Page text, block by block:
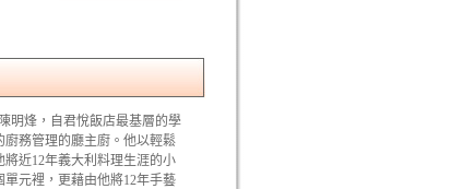
明烽，自君悅飯店最基層的學
務管理的廳主廚。他以輕鬆
近12年義大利料理生涯的小
元裡，更藉由他將12年手藝